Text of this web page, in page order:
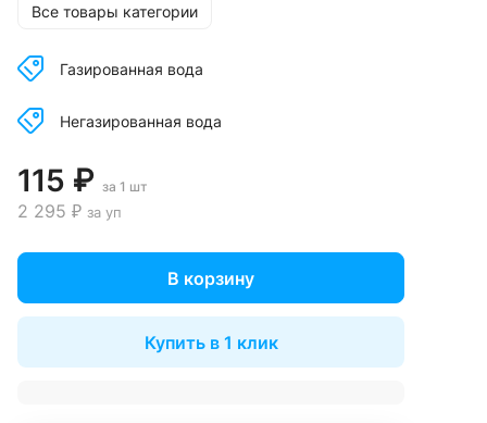
Все товары категории
Газированная вода
Негазированная вода
115 ₽ за 1 шт
2 295 ₽ за уп
В корзину
Купить в 1 клик